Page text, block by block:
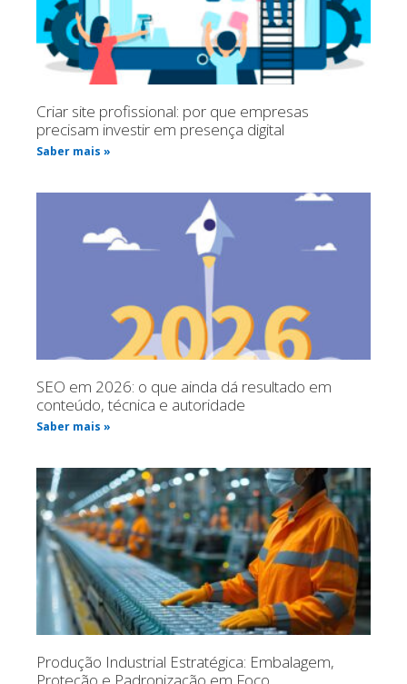
Criar site profissional: por que empresas
precisam investir em presença digital
Saber mais »
SEO em 2026: o que ainda dá resultado em
conteúdo, técnica e autoridade
Saber mais »
Produção Industrial Estratégica: Embalagem,